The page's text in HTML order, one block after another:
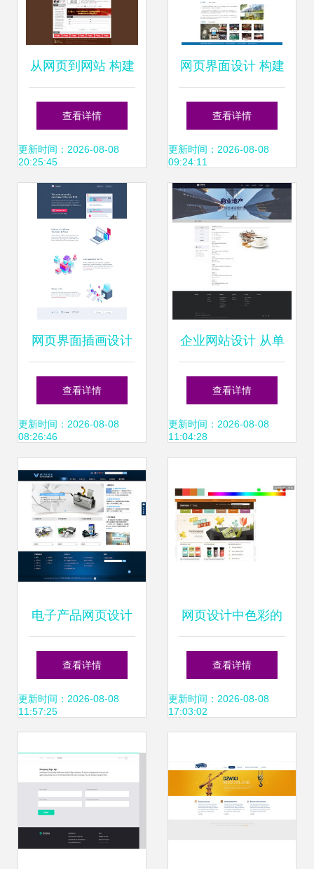
从网页到网站 构建
卓越在线体验的设
计之道
查看详情
更新时间：2026-08-08
20:25:45
网页界面设计 构建
卓越用户体验的艺
术与科学
查看详情
更新时间：2026-08-08
09:24:11
网页界面插画设计
提升用户体验与视
觉吸引力的关键艺
术
查看详情
更新时间：2026-08-08
08:26:46
企业网站设计 从单
一网页到完整网站
的构建策略
查看详情
更新时间：2026-08-08
11:04:28
电子产品网页设计
构建卓越用户体验
与高效转化的数字
查看详情
更新时间：2026-08-08
11:57:25
网页设计中色彩的
运用 构建视觉吸引
力与用户体验的艺
查看详情
更新时间：2026-08-08
17:03:02